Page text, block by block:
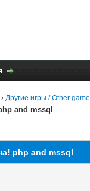
› Другие игры / Other
and mssql
php and mssql